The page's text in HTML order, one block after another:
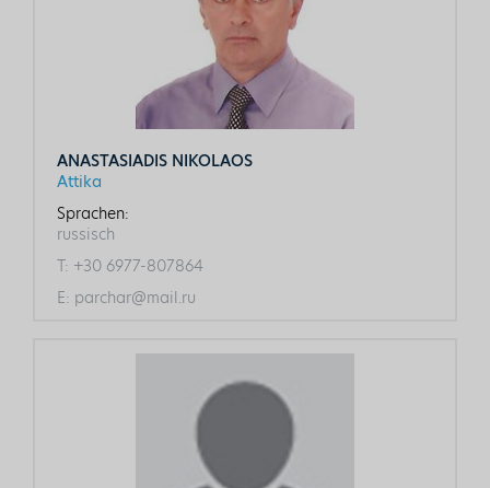
ANASTASIADIS NIKOLAOS
Attika
Sprachen:
russisch
T: +30 6977-807864
E: parchar@mail.ru